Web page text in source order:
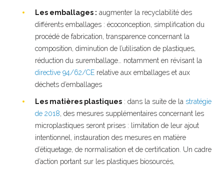
Les emballages : augmenter la recyclabilité des
différents emballages : écoconception, simplification du
procédé de fabrication, transparence concernant la
composition, diminution de l’utilisation de plastiques,
réduction du suremballage… notamment en révisant la
directive 94/62/CE relative aux emballages et aux
déchets d’emballages
Les matières plastiques : dans la suite de la stratégie
de 2018, des mesures supplémentaires concernant les
microplastiques seront prises : limitation de leur ajout
intentionnel, instauration des mesures en matière
d’étiquetage, de normalisation et de certification. Un cadre
d’action portant sur les plastiques biosourcés,